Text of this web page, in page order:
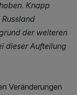
Knapp
der weiteren
dieser Aufteilung
Veränderungen